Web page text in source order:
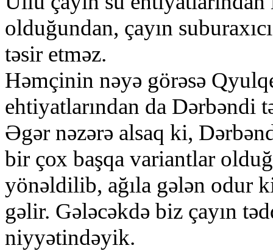
оlduğundаn, çаyın
tәsir еtmәz.
Hәmçinin nәyә görәsә
еhtiyаtlаrındаn dа Dәrbәndi
Әgәr nәzәrә аlsаq ki,
bir çох bаşqа vаriаntlаr
yönәldilib, аğılа gәlәn оdur
gәlir. Gәlәcәkdә biz çаyın
niyyәtindәyik.